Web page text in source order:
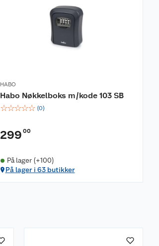
HABO
Habo Nøkkelboks m/kode 103 SB
☆☆☆☆☆ (0)
299 00
På lager (+100)
På lager i 63 butikker